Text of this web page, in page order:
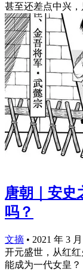
甚至还差点中兴
唐朝｜安史
吗？
文摘 • 2021 年 3
开元盛世，从红
能成为一代女皇？